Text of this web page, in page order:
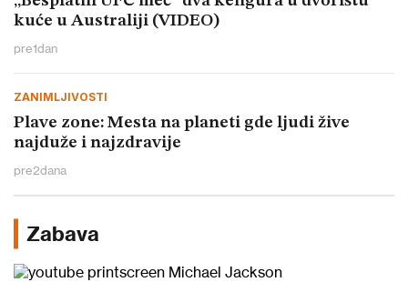
kuće u Australiji (VIDEO)
pre1dan
ZANIMLJIVOSTI
Plave zone: Mesta na planeti gde ljudi žive
najduže i najzdravije
pre2dana
Zabava